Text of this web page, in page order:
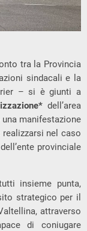
tra la Provincia
sindacali e la
– si è giunti a
* dell’area
manifestazione
nel caso
provinciale
insieme punta,
strategico per il
attraverso
di coniugare